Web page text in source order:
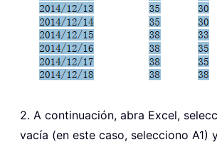
2. A continuación, abra Excel,
vacía (en este caso, selecciono A1)